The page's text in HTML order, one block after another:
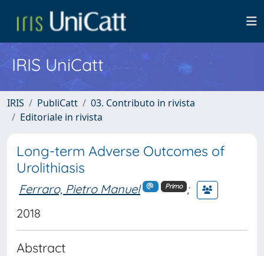
IRIS UniCatt
IRIS PubliCatt
03. Contributo in rivista
Editoriale in rivista
Long-term Adverse Outcomes of
Urolithiasis
Ferraro, Pietro Manuel Primo
;
2018
Abstract